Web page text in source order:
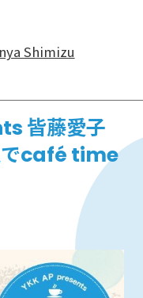
Shimizu
皆藤愛子
café time